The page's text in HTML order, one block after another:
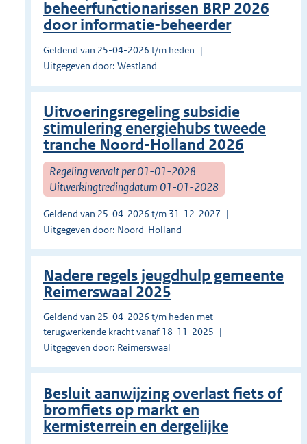
beheerfunctionarissen BRP 2026
door informatie-beheerder
Geldend van 25-04-2026 t/m heden
Uitgegeven door: Westland
Uitvoeringsregeling subsidie
stimulering energiehubs tweede
tranche Noord-Holland 2026
Regeling vervalt per 01-01-2028
Uitwerkingtredingdatum 01-01-2028
Geldend van 25-04-2026 t/m 31-12-2027
Uitgegeven door: Noord-Holland
Nadere regels jeugdhulp gemeente
Reimerswaal 2025
Geldend van 25-04-2026 t/m heden met
terugwerkende kracht vanaf 18-11-2025
Uitgegeven door: Reimerswaal
Besluit aanwijzing overlast fiets of
bromfiets op markt en
kermisterrein en dergelijke